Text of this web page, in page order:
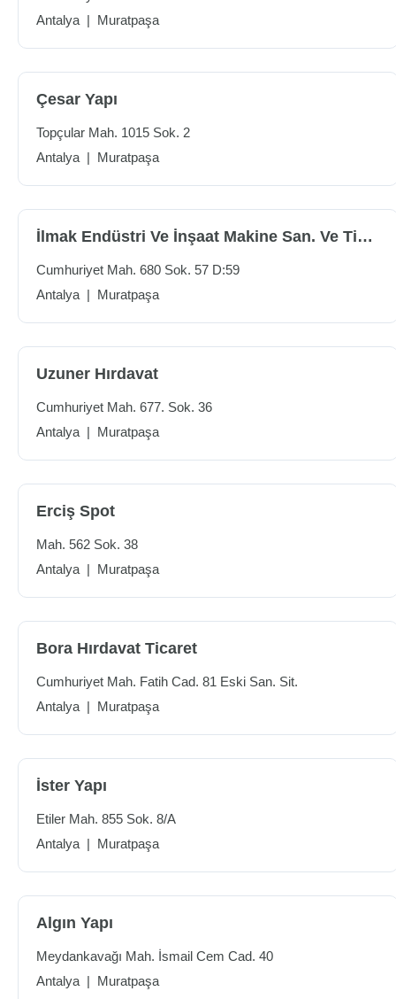
Antalya | Muratpaşa
Çesar Yapı
Topçular Mah. 1015 Sok. 2
Antalya | Muratpaşa
İlmak Endüstri Ve İnşaat Makine San. Ve Tic.ltd.şti.
Cumhuriyet Mah. 680 Sok. 57 D:59
Antalya | Muratpaşa
Uzuner Hırdavat
Cumhuriyet Mah. 677. Sok. 36
Antalya | Muratpaşa
Erciş Spot
Mah. 562 Sok. 38
Antalya | Muratpaşa
Bora Hırdavat Ticaret
Cumhuriyet Mah. Fatih Cad. 81 Eski San. Sit.
Antalya | Muratpaşa
İster Yapı
Etiler Mah. 855 Sok. 8/A
Antalya | Muratpaşa
Algın Yapı
Meydankavağı Mah. İsmail Cem Cad. 40
Antalya | Muratpaşa